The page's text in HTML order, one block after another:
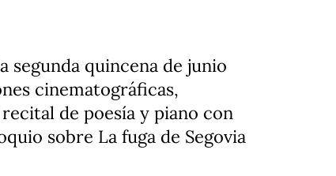
segunda quincena de junio
cinematográficas,
de poesía y piano con
sobre La fuga de Segovia